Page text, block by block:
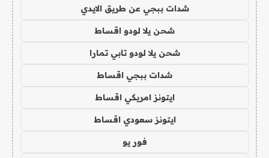
شدات ببجي عن طريق الايدي
شحن يلا لودو اقساط
شحن يلا لودو تابي تمارا
شدات ببجي اقساط
ايتونز امريكي اقساط
ايتونز سعودي اقساط
فور يو